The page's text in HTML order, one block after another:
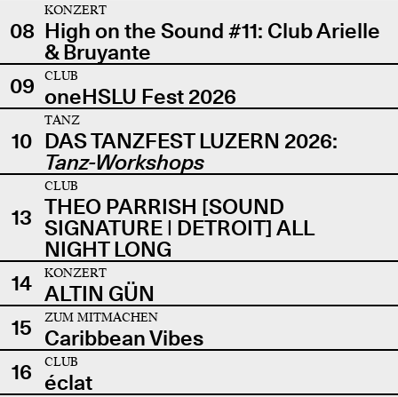
08
KONZERT
High on the Sound #11: Club Arielle
& Bruyante
09
CLUB
oneHSLU Fest 2026
10
TANZ
DAS TANZFEST LUZERN 2026:
Tanz-Workshops
13
CLUB
THEO PARRISH [SOUND
SIGNATURE | DETROIT] ALL
NIGHT LONG
14
KONZERT
ALTIN GÜN
15
ZUM MITMACHEN
Caribbean Vibes
16
CLUB
éclat